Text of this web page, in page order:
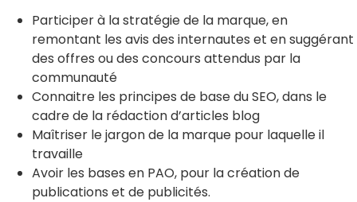
Participer à la stratégie de la marque, en
remontant les avis des internautes et en suggérant
des offres ou des concours attendus par la
communauté
Connaitre les principes de base du SEO, dans le
cadre de la rédaction d’articles blog
Maîtriser le jargon de la marque pour laquelle il
travaille
Avoir les bases en PAO, pour la création de
publications et de publicités.